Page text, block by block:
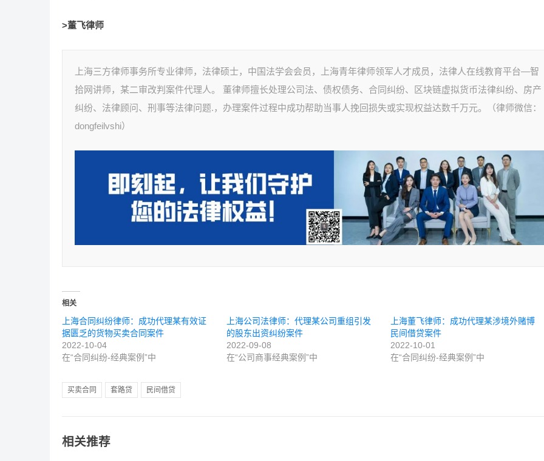
>董飞律师
上海三方律师事务所专业律师，法律硕士，中国法学会会员，上海青年律师领军人才成员，法律人在线教育平台—智
拾网讲师，某二审改判案件代理人。 董律师擅长处理公司法、债权债务、合同纠纷、区块链虚拟货币法律纠纷、房产
纠纷、法律顾问、刑事等法律问题.，办理案件过程中成功帮助当事人挽回损失或实现权益达数千万元。（律师微信：
dongfeilvshi）
相关
上海合同纠纷律师：成功代理某有效证
据匮乏的货物买卖合同案件
2022-10-04
在“合同纠纷-经典案例”中
上海公司法律师：代理某公司重组引发
的股东出资纠纷案件
2022-09-08
在“公司商事经典案例”中
上海董飞律师：成功代理某涉境外赌博
民间借贷案件
2022-10-01
在“合同纠纷-经典案例”中
买卖合同 套路贷 民间借贷
相关推荐